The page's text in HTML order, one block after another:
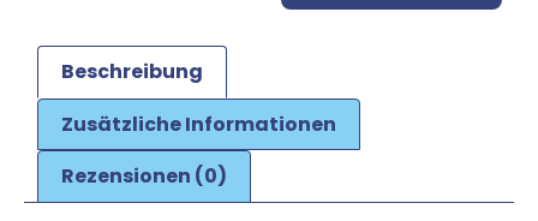
Beschreibung
Zusätzliche Informationen
Rezensionen (0)